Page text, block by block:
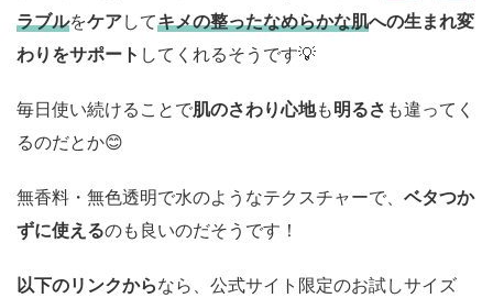
ラブルをケアしてキメの整ったなめらかな肌への生まれ変
わりをサポート してくれるそうです💡
毎日使い続けることで肌のさわり心地も明るさ も違ってく
るのだとか😊
無香料・無色透明で水のようなテクスチャーで、 ベタつか
ずに使えるのも良いのだそうです！
以下のリンクからなら、公式サイト限定のお試しサイズ